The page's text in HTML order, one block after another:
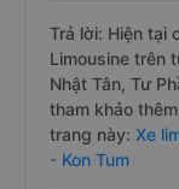
Trả lời: Hiện tại
Limousine trên
Nhật Tân, Tư
tham khảo
trang này: Xe
- Kon Tum